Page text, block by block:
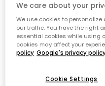
Avoin palautusoikeus
We care about your
We use cookies to
our traffic. You have the right
essential cookies while using
cookies may affect your
policy Google's privacy
Cookie Settings